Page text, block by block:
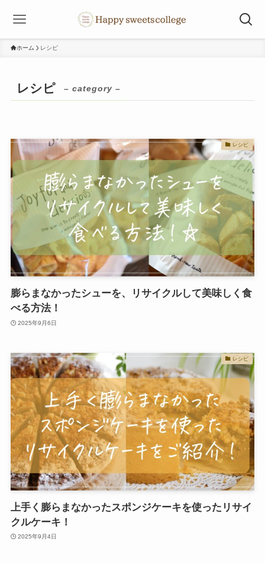
ホーム レシピ
レシピ – category –
レシピ
膨らまなかったシューを、リサイクルして美味しく食
べる方法！
2025年9月6日
レシピ
上手く膨らまなかったスポンジケーキを使ったリサイ
クルケーキ！
2025年9月4日